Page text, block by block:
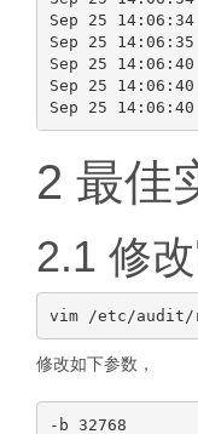
Sep 25
Sep 25
Sep 25
Sep 25
2 最佳
2.1 修
修改如下参数，